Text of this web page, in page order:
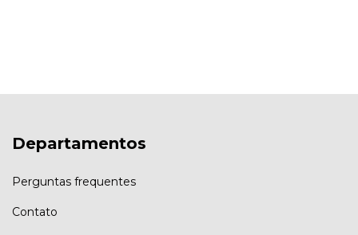
Departamentos
Perguntas frequentes
Contato